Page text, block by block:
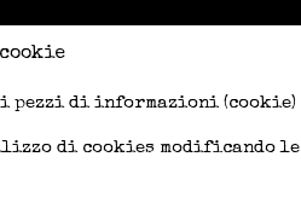
pezzi di informazioni
di cookies modificando le